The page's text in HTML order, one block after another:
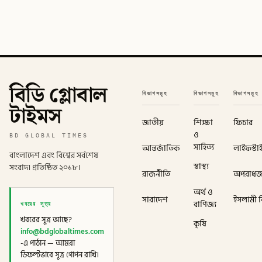
বিডি গ্লোবাল
টাইমস
BD GLOBAL TIMES
বাংলাদেশ এবং বিশ্বের সর্বশেষ
সংবাদ। প্রতিষ্ঠিত ২০১৮।
খবরের সূত্র
খবরের সূত্র আছে?
info@bdglobaltimes.com
-এ পাঠান — আমরা
ডিফল্টভাবে সূত্র গোপন রাখি।
বিভাগসমূহ
জাতীয়
আন্তর্জাতিক
রাজনীতি
সারাদেশ
বিভাগসমূহ
শিক্ষা
ও
সাহিত্য
স্বাস্থ্য
অর্থ ও
বাণিজ্য
কৃষি
বিভাগসমূহ
ফিচার
ইসলামী